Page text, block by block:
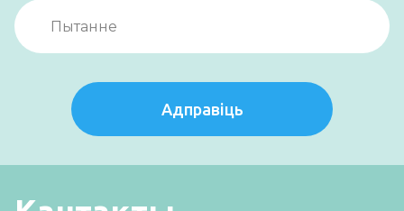
Адправіць